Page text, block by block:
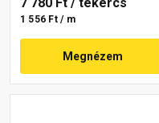
1 556 Ft / m
Megnézem